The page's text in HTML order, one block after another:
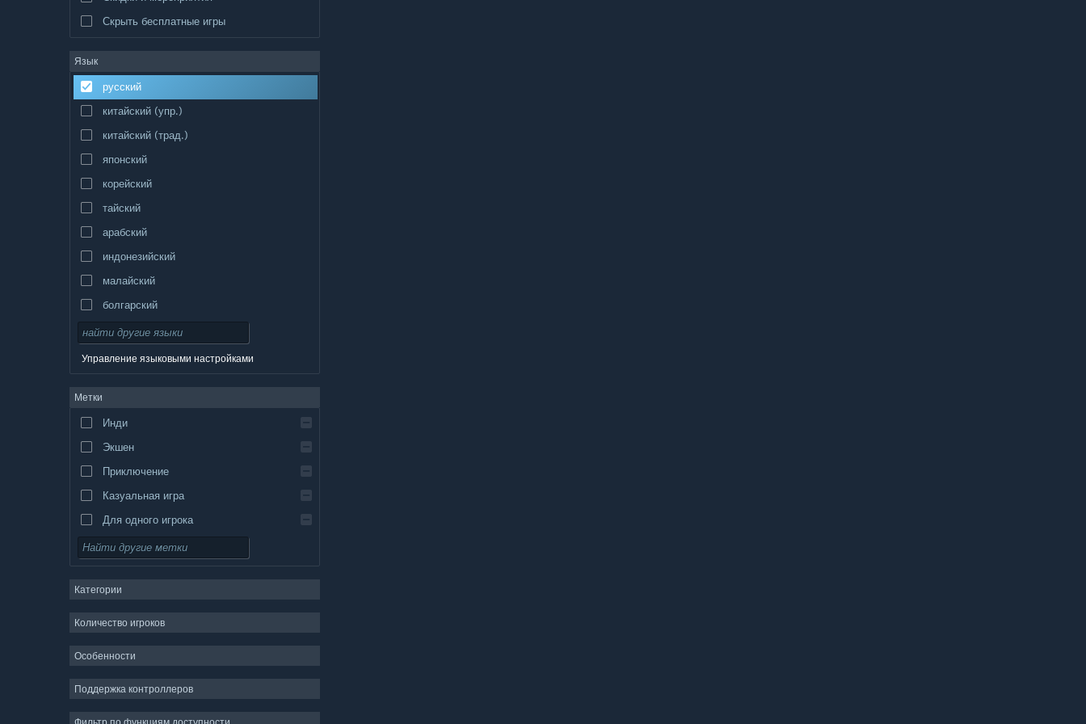
Скрыть бесплатные игры
Язык
русский
китайский (упр.)
китайский (трад.)
японский
корейский
тайский
арабский
индонезийский
малайский
болгарский
чешский
испанский — Испания
испанский — Латинская Америка
Управление языковыми настройками
Метки
Инди
Экшен
Приключение
Казуальная игра
Для одного игрока
Симулятор
Стратегия
Бесплатная игра
Категории
Количество игроков
Особенности
Поддержка контроллеров